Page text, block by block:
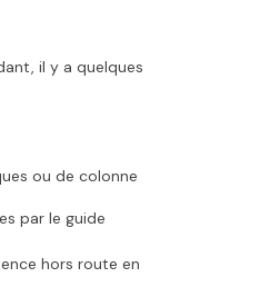
il y a quelques
ou de colonne
par le guide
hors route en